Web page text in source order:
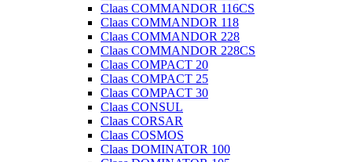
Claas COMMANDOR 116CS
Claas COMMANDOR 118
Claas COMMANDOR 228
Claas COMMANDOR 228CS
Claas COMPACT 20
Claas COMPACT 25
Claas COMPACT 30
Claas CONSUL
Claas CORSAR
Claas COSMOS
Claas DOMINATOR 100